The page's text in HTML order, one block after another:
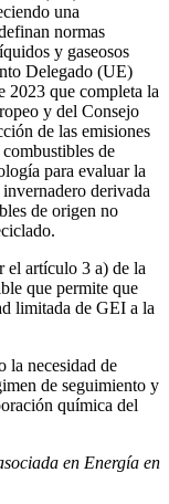
una
normas
y gaseosos
Delegado (UE)
2023 que completa la
y del Consejo
de las emisiones
de
para evaluar la
derivada
de origen no
el artículo 3 a) de la
que permite que
limitada de GEI a la
la necesidad de
de seguimiento y
química del
en Energía en